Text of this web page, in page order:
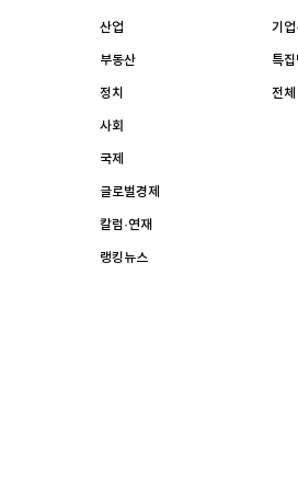
산업
부동산
정치
사회
국제
글로벌경제
칼럼·연재
랭킹뉴스
기업
특
전